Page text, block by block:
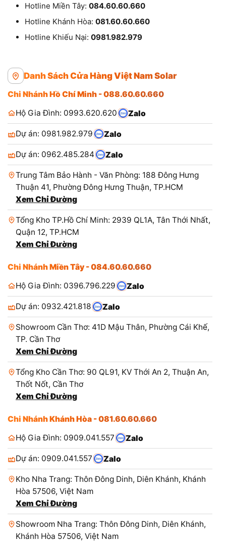
Hotline Miền Tây: 084.60.60.660
Hotline Khánh Hòa: 081.60.60.660
Hotline Khiếu Nại: 0981.982.979
Danh Sách Cửa Hàng Việt Nam Solar
Chi Nhánh Hồ Chí Minh - 088.60.60.660
Hộ Gia Đình: 0993.620.620
Zalo
Dự án: 0981.982.979 Zalo
Dự án: 0962.485.284 Zalo
Trung Tâm Bảo Hành - Văn Phòng: 188 Đông Hưng
Thuận 41, Phường Đông Hưng Thuận, TP.HCM
Xem Chỉ Đường
Tổng Kho TP.Hồ Chí Minh: 2939 QL1A, Tân Thới Nhất,
Quận 12, TP.HCM
Xem Chỉ Đường
Chi Nhánh Miền Tây - 084.60.60.660
Hộ Gia Đình: 0396.796.229
Zalo
Dự án: 0932.421.818 Zalo
Showroom Cần Thơ: 41D Mậu Thân, Phường Cái Khế,
TP. Cần Thơ
Xem Chỉ Đường
Tổng Kho Cần Thơ: 90 QL91, KV Thới An 2, Thuận An,
Thốt Nốt, Cần Thơ
Xem Chỉ Đường
Chi Nhánh Khánh Hòa - 081.60.60.660
Hộ Gia Đình: 0909.041.557
Zalo
Dự án: 0909.041.557 Zalo
Kho Nha Trang: Thôn Đông Dinh, Diên Khánh, Khánh
Hòa 57506, Việt Nam
Xem Chỉ Đường
Showroom Nha Trang: Thôn Đông Dinh, Diên Khánh,
Khánh Hòa 57506, Việt Nam